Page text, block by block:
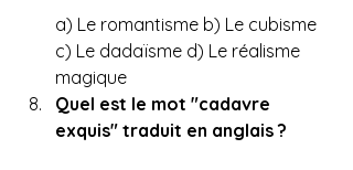
a) Le romantisme b) Le cubisme
c) Le dadaïsme d) Le réalisme
magique
Quel est le mot "cadavre
exquis" traduit en anglais ?